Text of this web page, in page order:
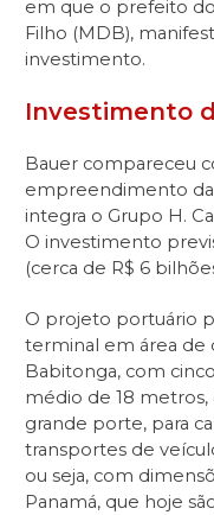
em que o prefeito
Filho (MDB),
investimento.
Investimento
Bauer compareceu
empreendimento
integra o Grupo H.
O investimento
(cerca de R$ 6
O projeto portuário
terminal em área de
Babitonga, com
médio de 18
grande porte, para
transportes de
ou seja, com
Panamá, que hoje